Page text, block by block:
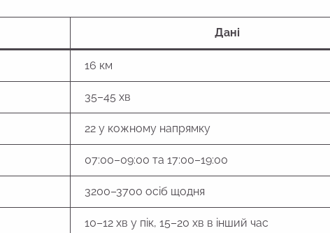
Дані
16 км
35–45 хв
22 у кожному напрямку
07:00–09:00 та 17:00–19:00
3200–3700 осіб щодня
10–12 хв у пік, 15–20 хв в інший час